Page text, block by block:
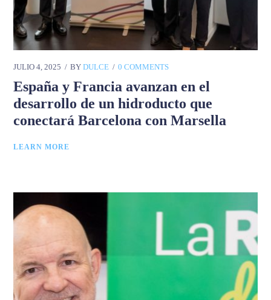
JULIO 4, 2025 BYDULCE 0 COMMENTS
España y Francia avanzan en el
desarrollo de un hidroducto que
conectará Barcelona con Marsella
LEARN MORE